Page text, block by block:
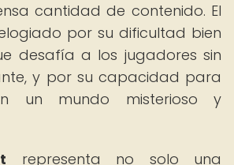
cantidad de contenido. El
por su dificultad bien
desafía a los jugadores sin
y por su capacidad para
un mundo misterioso y
representa no solo una